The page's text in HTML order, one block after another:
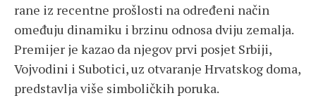
rane iz recentne prošlosti na određeni način
omeđuju dinamiku i brzinu odnosa dviju zemalja.
Premijer je kazao da njegov prvi posjet Srbiji,
Vojvodini i Subotici, uz otvaranje Hrvatskog doma,
predstavlja više simboličkih poruka.